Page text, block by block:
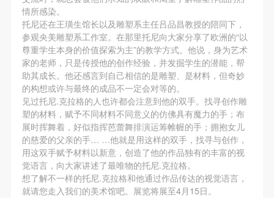
情所感染。
托尼还在王璜生馆长以及雕塑系主任吕品昌教授的陪同下，
参观央美雕塑系工作室。在那里托尼向大家分享了欧洲的“以
尊重学生本身的价值探索为主”的教学方式。他说，身为艺术
家的老师，只是传授他的创作经验，并发掘学生的潜能，帮
助其成长。他还感言到自己相信的是雕塑、是材料，但奇妙
的构想或许与最终的成品不一定会对等的。
见过托尼.克拉格的人也许都会注意到他的双手。找寻创作雕
塑的材料，赋予不同材料不同意义的仿佛具有魔力的手；布
展时挥舞着，好似指挥芭蕾舞排演运筹帷幄的手；拥抱女儿
的慈爱的父亲的手… …他就是用这样的双手，找寻与创作，
用这双手赋予材料以新意，创造了他的作品独有的丰富的视
觉语言，向大家讲述了最唯物的托尼.克拉格。
想了解不一样的托尼.克拉格和他通过作品传达的视觉语言，
就请您走入我们的美术馆吧。展览将展至4月15日。